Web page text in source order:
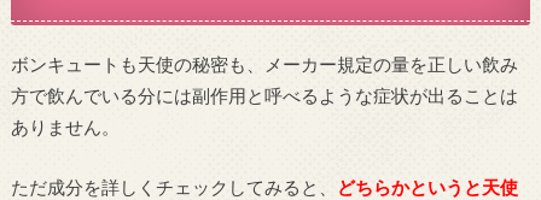
ボンキュートも天使の秘密も、メーカー規定の量を正しい飲み
方で飲んでいる分には副作用と呼べるような症状が出ることは
ありません。
ただ成分を詳しくチェックしてみると、
どちらかというと天使